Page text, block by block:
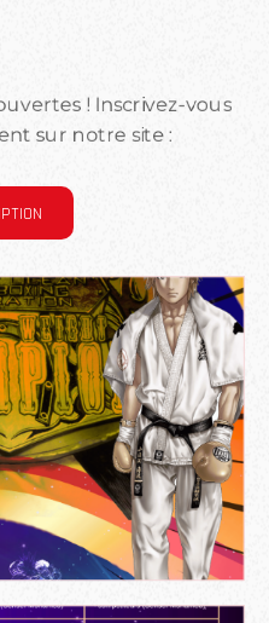
! Inscrivez-vous
sur notre site :